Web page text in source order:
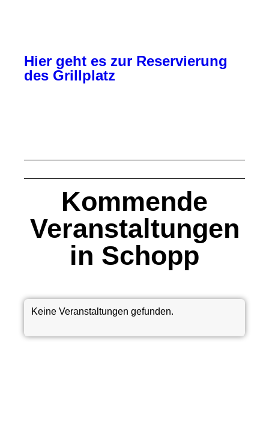
Hier geht es zur Reservierung
des Grillplatz
Kommende
Veranstaltungen
in Schopp
Keine Veranstaltungen gefunden.